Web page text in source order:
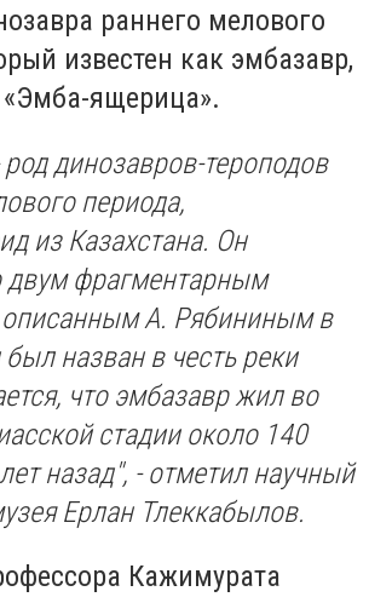
раннего мелового
известен как эмбазавр,
«Эмба-ящерица».
динозавров-тероподов
периода,
из Казахстана. Он
двум фрагментарным
А. Рябининым в
был назван в честь реки
что эмбазавр жил во
стадии около 140
назад", - отметил научный
Ерлан Тлеккабылов.
Кажимурата